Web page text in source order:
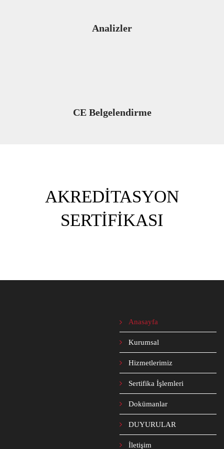
Analizler
CE Belgelendirme
AKREDİTASYON
SERTİFİKASI
Anasayfa
Kurumsal
Hizmetlerimiz
Sertifika İşlemleri
Dokümanlar
DUYURULAR
İletişim